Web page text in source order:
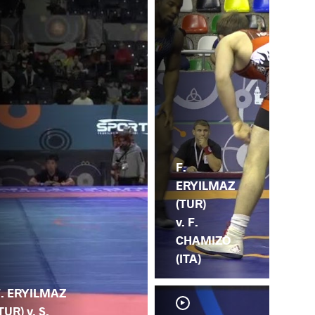
ERYILMAZ
v. S.
F.
ERYILMAZ
(TUR)
v. F.
CHAMIZO
(ITA)